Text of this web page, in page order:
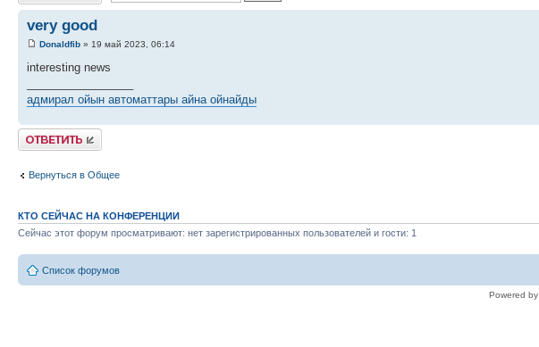
very good
Donaldfib » 19 май 2023, 06:14
interesting news
адмирал ойын автоматтары айна ойнайды
Ответить
Вернуться в Общее
КТО СЕЙЧАС НА КОНФЕРЕНЦИИ
Сейчас этот форум просматривают: нет зарегистрированных пользователей и гости: 1
Список форумов
Powered by